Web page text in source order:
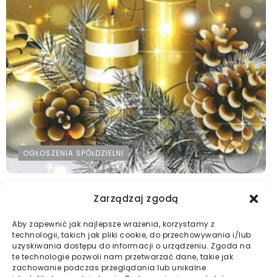
Zarządzaj zgodą
Aby zapewnić jak najlepsze wrażenia, korzystamy z
technologii, takich jak pliki cookie, do przechowywania i/lub
uzyskiwania dostępu do informacji o urządzeniu. Zgoda na
te technologie pozwoli nam przetwarzać dane, takie jak
zachowanie podczas przeglądania lub unikalne
OGŁOSZENIA SPÓŁDZIELNI
Życzymy Zdrowych, Wesołych i Pogodnych
Świąt Bożego Narodzenia
2025-12-19